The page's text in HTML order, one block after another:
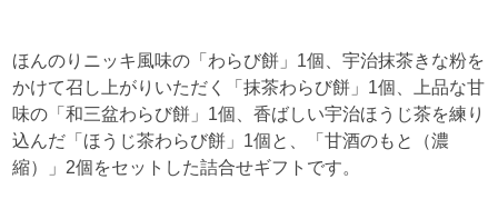
ほんのりニッキ風味の「わらび餅」1個、宇治抹茶きな粉を
かけて召し上がりいただく「抹茶わらび餅」1個、上品な甘
味の「和三盆わらび餅」1個、香ばしい宇治ほうじ茶を練り
込んだ「ほうじ茶わらび餅」1個と、「甘酒のもと（濃
縮）」2個をセットした詰合せギフトです。